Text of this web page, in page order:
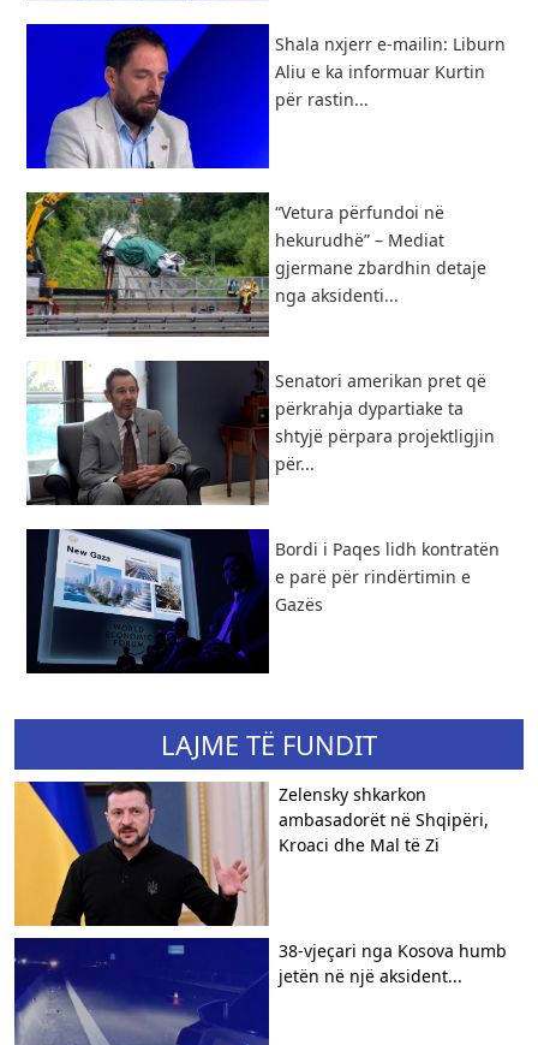
Shala nxjerr e-mailin: Liburn
Aliu e ka informuar Kurtin
për rastin...
“Vetura përfundoi në
hekurudhë” – Mediat
gjermane zbardhin detaje
nga aksidenti...
Senatori amerikan pret që
përkrahja dypartiake ta
shtyjë përpara projektligjin
për...
Bordi i Paqes lidh kontratën
e parë për rindërtimin e
Gazës
LAJME TË FUNDIT
Zelensky shkarkon
ambasadorët në Shqipëri,
Kroaci dhe Mal të Zi
38-vjeçari nga Kosova humb
jetën në një aksident...